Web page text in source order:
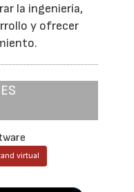
la ingeniería,
y ofrecer
virtual